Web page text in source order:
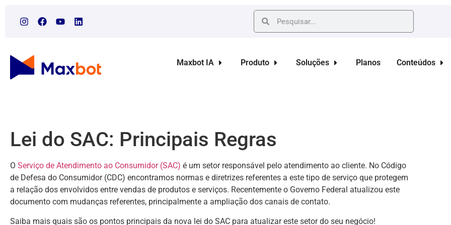
Maxbot IA Produto Soluções Planos Conteúdos
Lei do SAC: Principais Regras
O Serviço de Atendimento ao Consumidor (SAC) é um setor responsável pelo atendimento ao cliente. No Código
de Defesa do Consumidor (CDC) encontramos normas e diretrizes referentes a este tipo de serviço que protegem
a relação dos envolvidos entre vendas de produtos e serviços. Recentemente o Governo Federal atualizou este
documento com mudanças referentes, principalmente a ampliação dos canais de contato.
Saiba mais quais são os pontos principais da nova lei do SAC para atualizar este setor do seu negócio!